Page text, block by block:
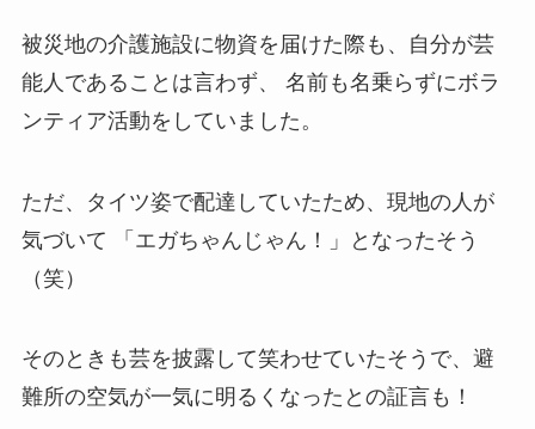
被災地の介護施設に物資を届けた際も、自分が芸
能人であることは言わず、 名前も名乗らずにボラ
ンティア活動をしていました。
ただ、タイツ姿で配達していたため、現地の人が
気づいて 「エガちゃんじゃん！」となったそう
（笑）
そのときも芸を披露して笑わせていたそうで、避
難所の空気が一気に明るくなったとの証言も！